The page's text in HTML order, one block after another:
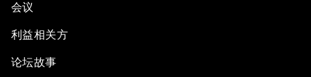
会议
利益相关方
论坛故事